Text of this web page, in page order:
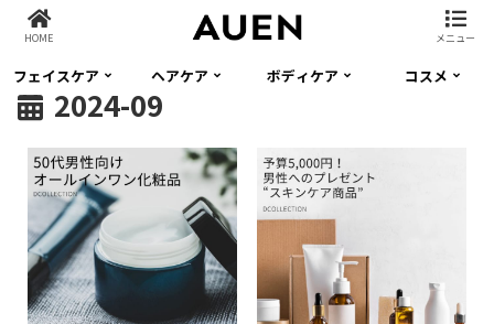
フェイスケア ヘアケア ボディケア コスメ
2024-09
HOME メニュー